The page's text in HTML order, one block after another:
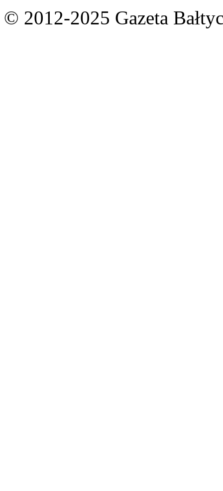
© 2012-2025 Gazeta